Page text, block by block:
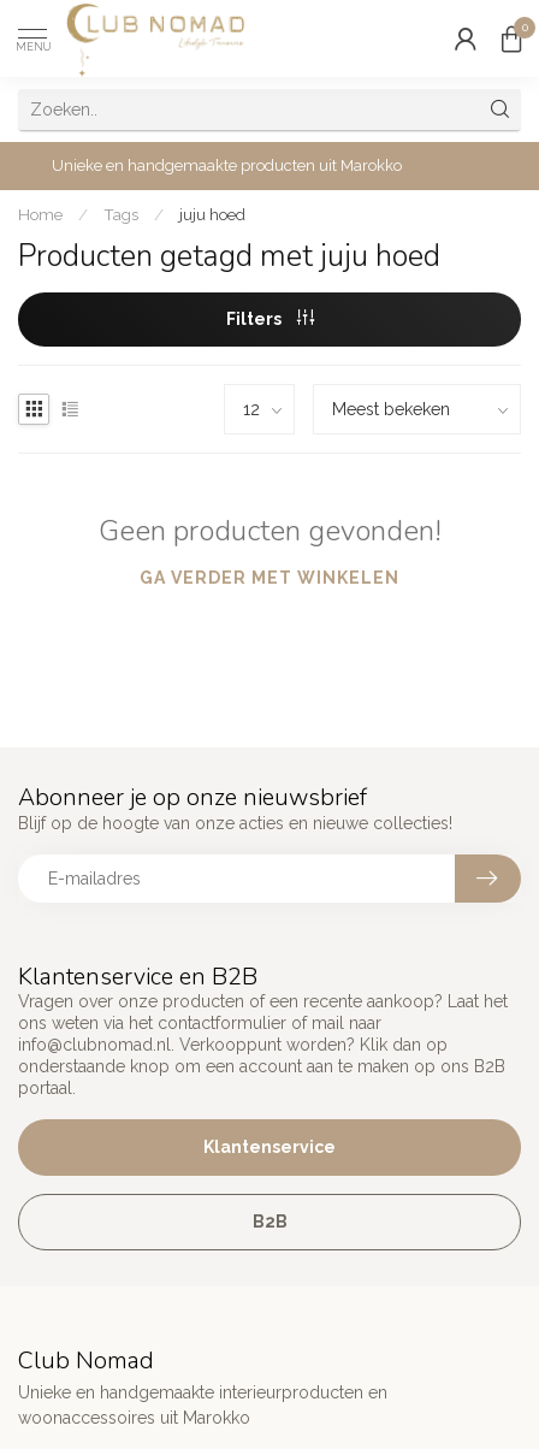
MENU
0
Unieke en handgemaakte producten uit Marokko
Home / Tags / juju hoed
Producten getagd met juju hoed
Filters
Geen producten gevonden!
GA VERDER MET WINKELEN
Klantenservice en B2B
Vragen over onze producten of een recente aankoop? Laat het
ons weten via het contactformulier of mail naar
info@clubnomad.nl
. Verkooppunt worden? Klik dan op
onderstaande knop om een account aan te maken op ons B2B
portaal.
Klantenservice
B2B
Abonneer je op onze nieuwsbrief
Blijf op de hoogte van onze acties en nieuwe collecties!
Club Nomad
Unieke en handgemaakte interieurproducten en
woonaccessoires uit Marokko